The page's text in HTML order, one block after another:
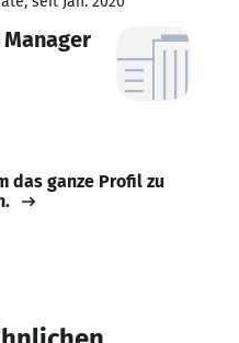
das ganze Profil zu